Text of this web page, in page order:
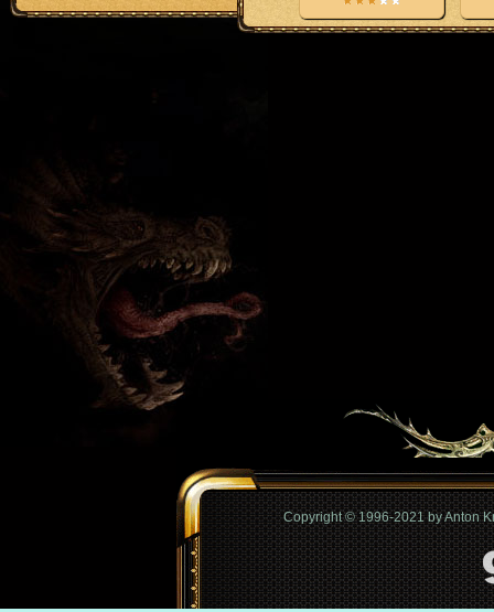
Copyright © 1996-2021 by Anton